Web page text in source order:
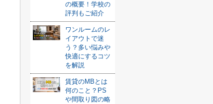
の概要！学校の
評判もご紹介
ワンルームのレ
イアウトで迷
う？多い悩みや
快適にするコツ
を解説
賃貸のMBとは
何のこと？PS
や間取り図の略